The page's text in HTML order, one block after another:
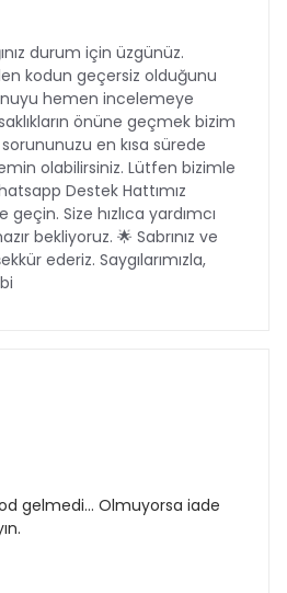
durum için üzgünüz.
kodun geçersiz olduğunu
hemen incelemeye
önüne geçmek bizim
en kısa sürede
olabilirsiniz. Lütfen bizimle
Destek Hattımız
Size hızlıca yardımcı
bekliyoruz. 🌟 Sabrınız ve
ederiz. Saygılarımızla,
gelmedi… Olmuyorsa iade